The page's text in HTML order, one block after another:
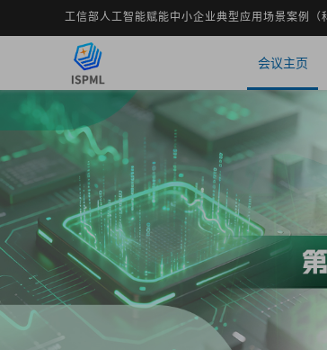
工信部人工智能赋能中小企业典型应用场景案例（
会议主页